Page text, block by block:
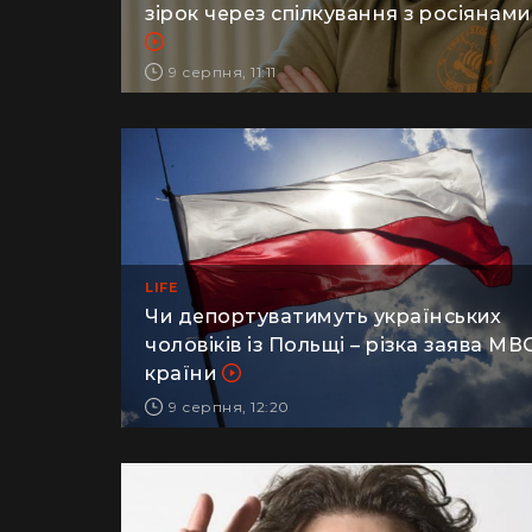
розкритикував Полякову та інших
зірок через спілкування з росіянами
9 серпня, 11:11
LIFE
Чи депортуватимуть українських
чоловіків із Польщі – різка заява
країни
9 серпня, 12:20